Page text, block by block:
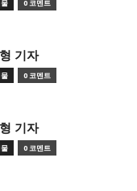
0 코멘트
기자
0 코멘트
기자
0 코멘트